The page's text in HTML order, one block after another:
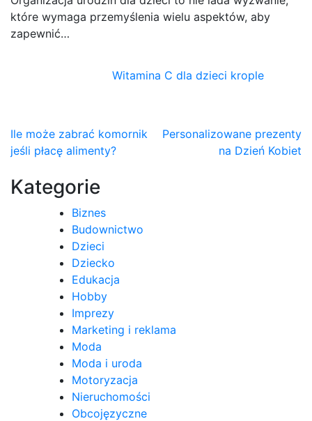
które wymaga przemyślenia wielu aspektów, aby
zapewnić…
Witamina C dla dzieci krople
Nawigacja
wpisu
Ile może zabrać komornik
jeśli płacę alimenty?
Personalizowane prezenty
na Dzień Kobiet
Kategorie
Biznes
Budownictwo
Dzieci
Dziecko
Edukacja
Hobby
Imprezy
Marketing i reklama
Moda
Moda i uroda
Motoryzacja
Nieruchomości
Obcojęzyczne